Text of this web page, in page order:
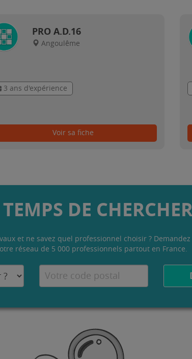
PRO A.D.16
Angoulême
3 ans d'expérience
Voir sa fiche
DE
et ne savez quel professionnel choisir ?
réseau de 5 000 professionnels partout en France.